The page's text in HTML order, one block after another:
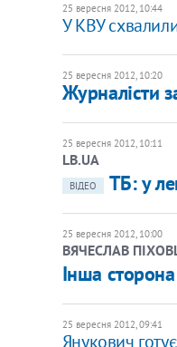
25 вересня 2012, 10:44
У КВУ
25 вересня 2012, 10:20
Журналісти
25 вересня 2012, 10:11
LB.UA
ВІДЕО ТБ: у
25 вересня 2012, 10:00
ВЯЧЕСЛАВ
Інша
25 вересня 2012, 09:41
Янукович